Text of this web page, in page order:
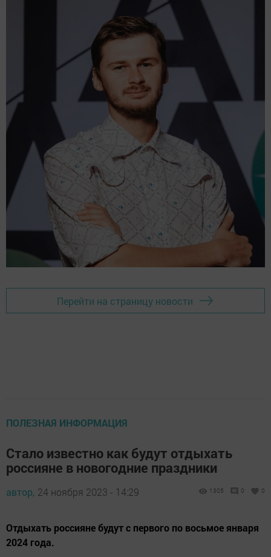
Перейти на страницу новости
ПОЛЕЗНАЯ ИНФОРМАЦИЯ
Стало известно как будут отдыхать
россияне в новогодние праздники
автор, 24 ноября 2023 - 14:29 1305 0 0
Отдыхать россияне будут с первого по восьмое января
2024 года.